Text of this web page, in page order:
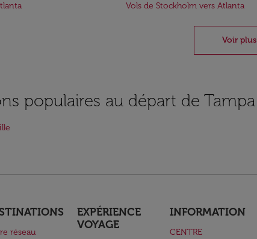
Vols de Stockholm vers Atlanta
Voir plus
populaires au départ de Tampa
réseau
EXPÉRIENCE
VOYAGE
INFORMATION
CENTRE